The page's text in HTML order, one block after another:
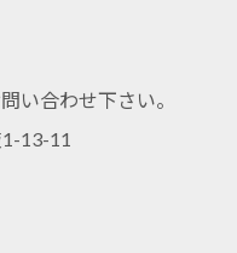
い合わせ下さい。
13-11